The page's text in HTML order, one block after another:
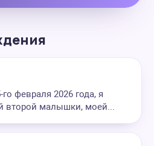
февраля 2026 года, я
второй малышки, моей...